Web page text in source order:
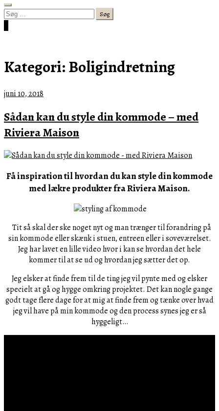
Search
Søg
efter:
Kategori:Boligindretning
juni 10, 2018
Sådan kan du style din kommode – med
Riviera Maison
Få inspiration til hvordan du kan style din kommode
med lækre produkter fra Riviera Maison.
Tit så skal der ske noget nyt og man trænger til forandring på
sin kommode eller skænk i stuen, entreen eller i soveværelset.
Jeg har lavet en lille video hvor i kan se hvordan det hele
kommer til at se ud og hvordan jeg sætter det op.
Jeg elsker at finde frem til de ting jeg vil pynte med og elsker
specielt at gå og hygge omkring projektet. Det kan nogle gange
godt tage flere dage for at mig at finde frem og tænke over hvad
jeg vil have på min kommode og den process synes jeg er så
hyggeligt…